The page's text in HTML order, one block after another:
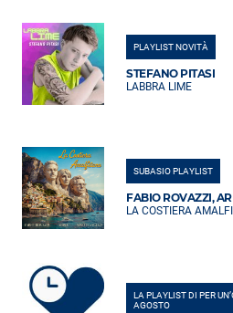
PLAYLIST NOVITÀ
STEFANO PITASI
LABBRA LIME
SUBASIO PLAYLIST
FABIO ROVAZZI,
LA COSTIERA
LA PLAYLIST DI PER
AGOSTO